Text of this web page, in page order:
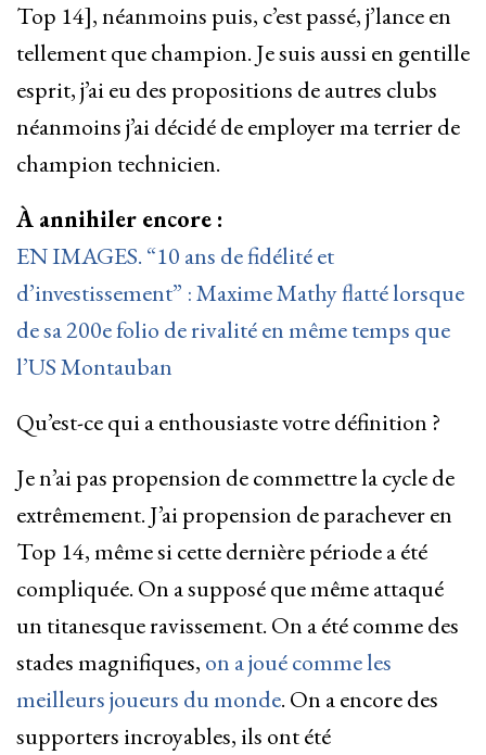
Top 14], néanmoins puis, c’est passé, j’lance en
tellement que champion. Je suis aussi en gentille
esprit, j’ai eu des propositions de autres clubs
néanmoins j’ai décidé de employer ma terrier de
champion technicien.
À annihiler encore :
EN IMAGES. “10 ans de fidélité et
d’investissement” : Maxime Mathy flatté lorsque
de sa 200e folio de rivalité en même temps que
l’US Montauban
Qu’est-ce qui a enthousiaste votre définition ?
Je n’ai pas propension de commettre la cycle de
extrêmement. J’ai propension de parachever en
Top 14, même si cette dernière période a été
compliquée. On a supposé que même attaqué
un titanesque ravissement. On a été comme des
stades magnifiques, on a joué comme les
meilleurs joueurs du monde. On a encore des
supporters incroyables, ils ont été